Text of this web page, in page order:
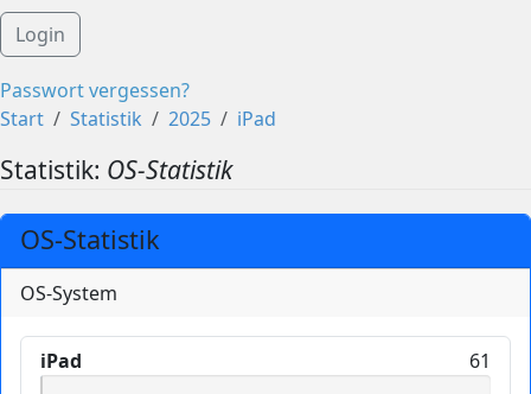
Login
Passwort vergessen?
Start
Statistik 2025 iPad
Statistik: OS-Statistik
OS-Statistik
OS-System
iPad 61